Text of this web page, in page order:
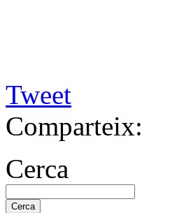
Tweet
Comparteix:
Cerca